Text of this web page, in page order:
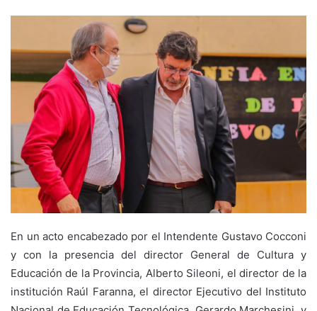
En un acto encabezado por el Intendente Gustavo Cocconi
y con la presencia del director General de Cultura y
Educación de la Provincia, Alberto Sileoni, el director de la
institución Raúl Faranna, el director Ejecutivo del Instituto